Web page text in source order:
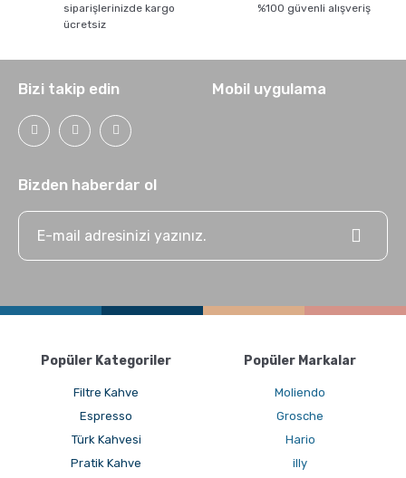
GROSCHE E-Z Latte Çok Amaçlı Köpürtücü nasıl
siparişlerinizde kargo
ücretsiz
%100 güvenli alışveriş
Bizi takip edin
Bizden haberdar ol
Mobil uygulama
Popüler Kategoriler
Filtre Kahve
Espresso
Türk Kahvesi
Pratik Kahve
Popüler Markalar
Moliendo
Grosche
Hario
illy